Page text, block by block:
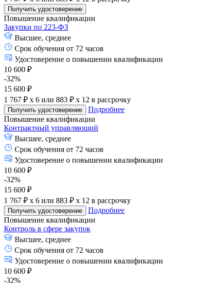
Получить удостоверение
Повышение квалификации
Закупки по 223-ФЗ
Высшее, среднее
Срок обучения от 72 часов
Удостоверение о повышении квалификации
10 600 ₽
-32%
15 600 ₽
1 767 ₽ x 6 или 883 ₽ x 12 в рассрочку
Получить удостоверение
Подробнее
Повышение квалификации
Контрактный управляющий
Высшее, среднее
Срок обучения от 72 часов
Удостоверение о повышении квалификации
10 600 ₽
-32%
15 600 ₽
1 767 ₽ x 6 или 883 ₽ x 12 в рассрочку
Получить удостоверение
Подробнее
Повышение квалификации
Контроль в сфере закупок
Высшее, среднее
Срок обучения от 72 часов
Удостоверение о повышении квалификации
10 600 ₽
-32%